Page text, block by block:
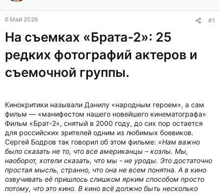
м
ы
л
6 Май 2026 #1
На съемках «Брата-2»: 25
редких фотографий актеров и
съемочной группы.
Кинокритики называли Данилу «народным героем», а сам
фильм — «манифестом нашего новейшего кинематографа»
Фильм «Брат-2», снятый в 2000 году, до сих пор остается
для российских зрителей одним из любимых боевиков.
Сергей Бодров так говорил об этом фильме: «Нам важно
было сказать не то, что все американцы – козлы. Мы,
наоборот, хотели сказать, что мы - не уроды. Это достаточно
простая мысль, странно, что она не всем понятна. А в кино
озвучивать её пришлось слишком ярким способом просто
потому, что это кино. В кино всё должно быть несколько